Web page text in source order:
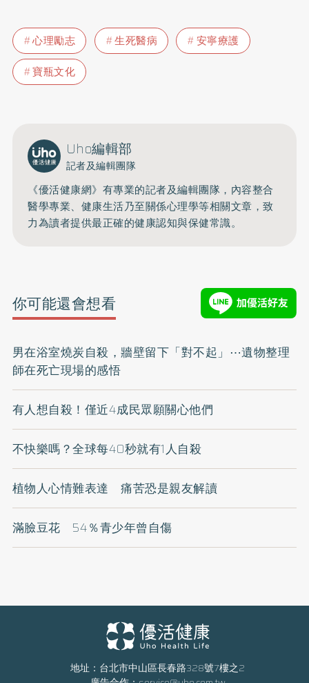
心理勵志 生死醫病
安寧療護
寶瓶文化
Uho編輯部
記者及編輯團隊
《優活健康網》有專業的記者及編輯團隊，內容整合
醫學專業、健康生活乃至關係心理學等相關文章，致
力為讀者提供最正確的健康認知與保健常識。
你可能還會想看
男在浴室燒炭自殺，牆壁留下「對不起」⋯遺物整理
師在死亡現場的感悟
有人想自殺！僅近4成民眾願關心他們
不快樂嗎？全球每40秒就有1人自殺
植物人心情難表達 痛苦恐是親友解讀
滿臉豆花 54％青少年曾自傷
地址：台北市中山區長春路328號7樓之2